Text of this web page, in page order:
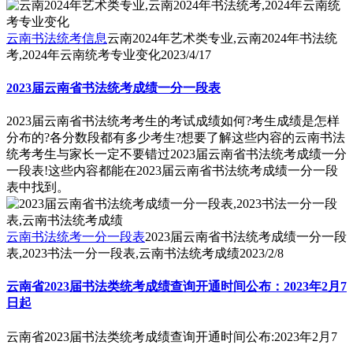
云南书法统考信息云南2024年艺术类专业,云南2024年书法统
考,2024年云南统考专业变化2023/4/17
2023届云南省书法统考成绩一分一段表
2023届云南省书法统考考生的考试成绩如何?考生成绩是怎样
分布的?各分数段都有多少考生?想要了解这些内容的云南书法
统考考生与家长一定不要错过2023届云南省书法统考成绩一分
一段表!这些内容都能在2023届云南省书法统考成绩一分一段
表中找到。
云南书法统考一分一段表2023届云南省书法统考成绩一分一段
表,2023书法一分一段表,云南书法统考成绩2023/2/8
云南省2023届书法类统考成绩查询开通时间公布：2023年2月7
日起
云南省2023届书法类统考成绩查询开通时间公布:2023年2月7